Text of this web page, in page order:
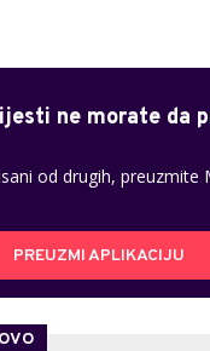
ne morate da
od drugih, preuzmite
PREUZMI APLIKACIJU